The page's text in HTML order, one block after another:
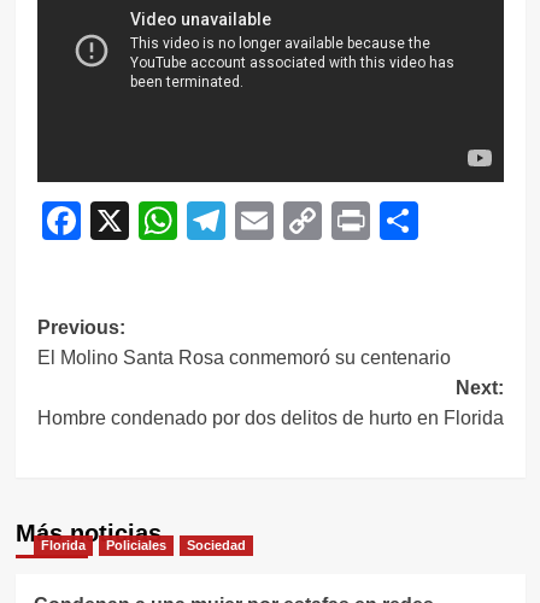
Facebook
X WhatsApp
Telegram
EmailCopy
Print
Navegación
de
entradas
Previous:
El Molino Santa Rosa conmemoró su centenario
Next:
Hombre condenado por dos delitos de hurto en Florida
Más noticias
Florida Policiales Sociedad